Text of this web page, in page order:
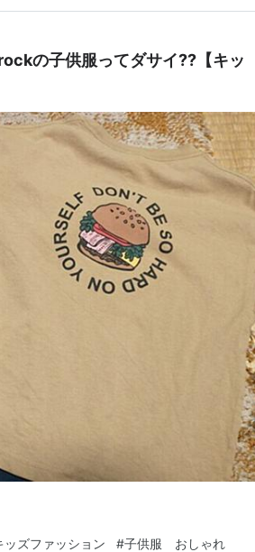
の子供服ってダサイ??【キッ
ッズファッション #子供服 おしゃれ